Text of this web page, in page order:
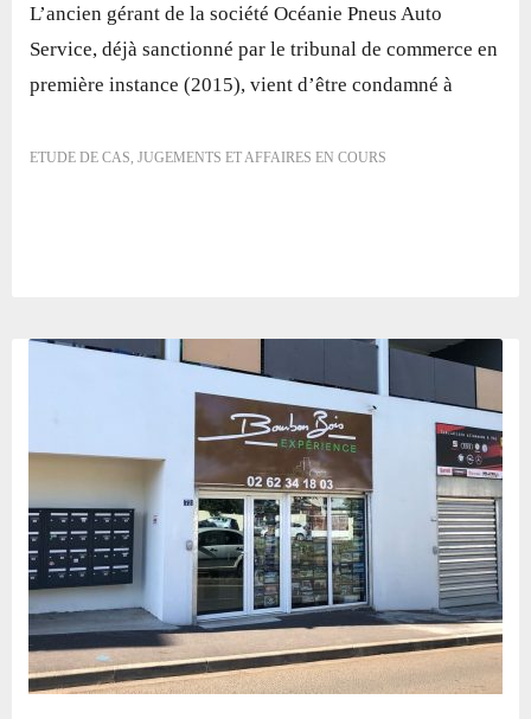
L’ancien gérant de la société Océanie Pneus Auto
Service, déjà sanctionné par le tribunal de commerce en
première instance (2015), vient d’être condamné à
ETUDE DE CAS, JUGEMENTS ET AFFAIRES EN COURS